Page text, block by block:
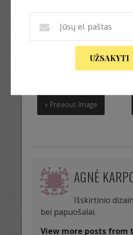
Šilta mova ir raštuotos
angoros siūlų.
Šilta mova ir raštuotos
« Previous Image
AGNĖ
Išskirtinio
bei papuošalai.
View more posts from
UŽSAKYTI